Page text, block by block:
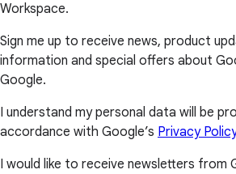
Workspace.
Sign me up to receive news, product
information and special offers about
Google.
I understand my personal data will be
accordance with Google’s Privacy Policy
I would like to receive newsletters from